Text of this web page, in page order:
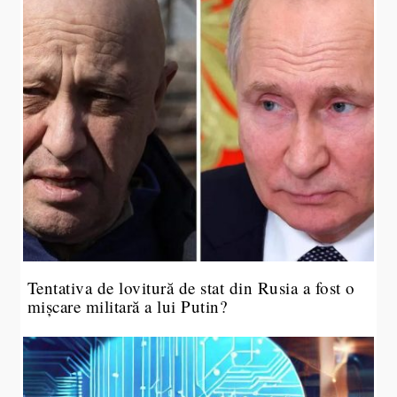
Tentativa de lovitură de stat din Rusia a fost o
mișcare militară a lui Putin?